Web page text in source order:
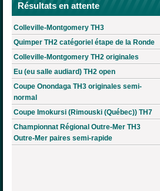
Résultats en attente
Colleville-Montgomery TH3
Quimper TH2 catégoriel étape de la Ronde
Colleville-Montgomery TH2 originales
Eu (eu salle audiard) TH2 open
Coupe Onondaga TH3 originales semi-
normal
Coupe Imokursi (Rimouski (Québec)) TH7
Championnat Régional Outre-Mer TH3
Outre-Mer paires semi-rapide